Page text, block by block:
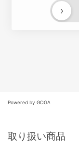
›
Powered by GOGA
取り扱い商品